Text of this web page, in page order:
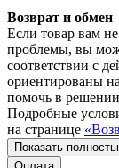
Возврат и обмен
Если товар вам
проблемы, вы
соответствии с
ориентированы
помочь в
Подробные
на странице
Показать